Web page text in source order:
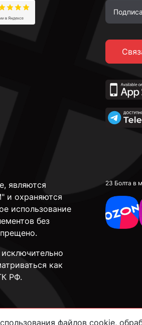
являются
и охраняются
использование
без
как
РФ.
23 Болта в
файлов cookie,